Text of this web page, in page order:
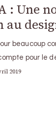
: Une
au
beaucoup
pour le
2019